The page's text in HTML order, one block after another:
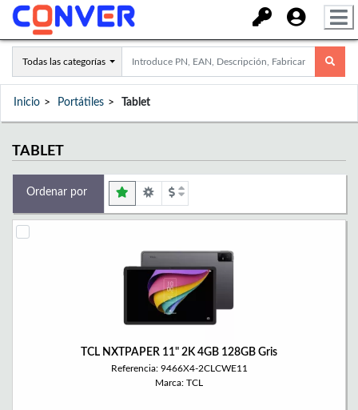
Todas las categorías
Inicio Portátiles Tablet
TABLET
Ordenar por
TCL NXTPAPER 11" 2K 4GB 128GB Gris
Referencia: 9466X4-2CLCWE11
Marca: TCL